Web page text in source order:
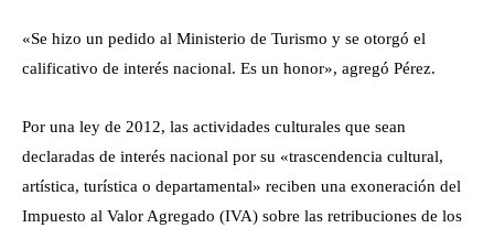
«Se hizo un pedido al Ministerio de Turismo y se otorgó el
calificativo de interés nacional. Es un honor», agregó Pérez.
Por una ley de 2012, las actividades culturales que sean
declaradas de interés nacional por su «trascendencia cultural,
artística, turística o departamental» reciben una exoneración del
Impuesto al Valor Agregado (IVA) sobre las retribuciones de los